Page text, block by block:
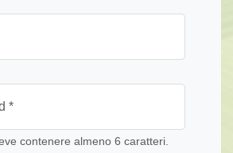
contenere almeno 6 caratteri.